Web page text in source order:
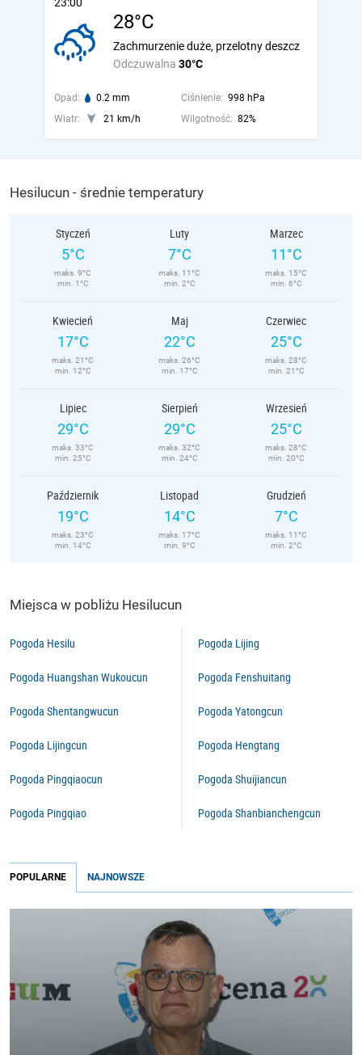
28°C
Odczuwalna 30°C
Zachmurzenie duże, przelotny deszcz
Opad: 0.2 mm Ciśnienie: 998 hPa
Wiatr:
21 km/h Wilgotność: 82%
Hesilucun - średnie temperatury
Styczeń
5°C
maks. 9°C
min. 1°C
Luty
7°C
maks. 11°C
min. 2°C
Marzec
11°C
maks. 15°C
min. 6°C
Kwiecień
17°C
maks. 21°C
min. 12°C
Maj
22°C
maks. 26°C
min. 17°C
Czerwiec
25°C
maks. 28°C
min. 21°C
Lipiec
29°C
maks. 33°C
min. 25°C
Sierpień
29°C
maks. 32°C
min. 24°C
Wrzesień
25°C
maks. 28°C
min. 20°C
Październik
19°C
maks. 23°C
min. 14°C
Listopad
14°C
maks. 17°C
min. 9°C
Grudzień
7°C
maks. 11°C
min. 2°C
Miejsca w pobliżu Hesilucun
Pogoda Hesilu
Pogoda Huangshan Wukoucun
Pogoda Shentangwucun
Pogoda Lijingcun
Pogoda Pingqiaocun
Pogoda Pingqiao
Pogoda Lijing
Pogoda Fenshuitang
Pogoda Yatongcun
Pogoda Hengtang
Pogoda Shuijiancun
Pogoda Shanbianchengcun
POPULARNE NAJNOWSZE